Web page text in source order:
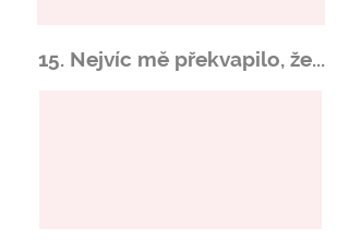
15. Nejvíc mě překvapilo, že...